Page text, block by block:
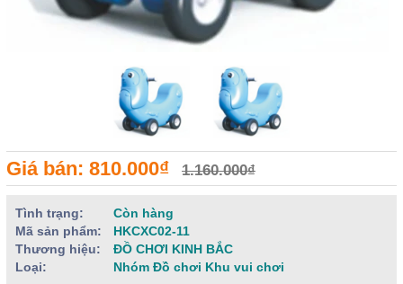
Giá bán: 810.000₫ 1.160.000₫
Tình trạng:
Còn hàng
Mã sản phẩm:
HKCXC02-11
Thương hiệu:
ĐỒ CHƠI KINH BẮC
Loại:
Nhóm Đồ chơi Khu vui chơi